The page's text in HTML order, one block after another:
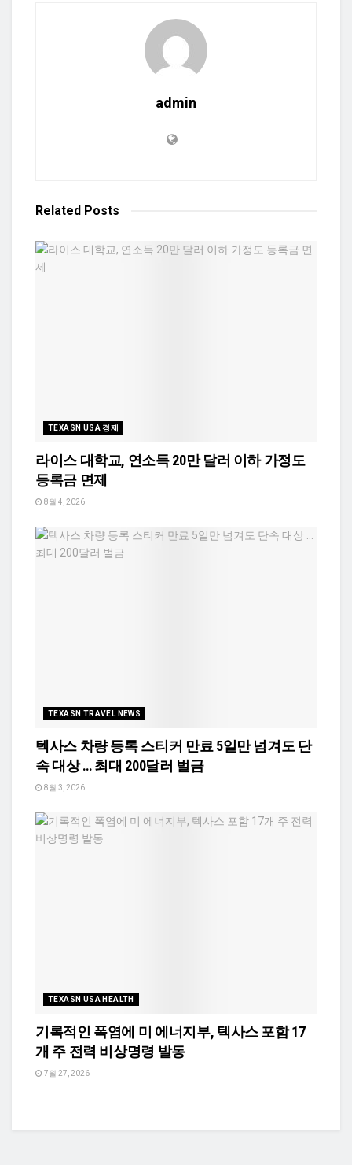
admin
Related Posts
TEXASN USA 경제
라이스 대학교, 연소득 20만 달러 이하 가정도
등록금 면제
8월 4, 2026
TEXASN TRAVEL NEWS
텍사스 차량 등록 스티커 만료 5일만 넘겨도 단
속 대상 … 최대 200달러 벌금
8월 3, 2026
TEXASN USA HEALTH
기록적인 폭염에 미 에너지부, 텍사스 포함 17
개 주 전력 비상명령 발동
7월 27, 2026